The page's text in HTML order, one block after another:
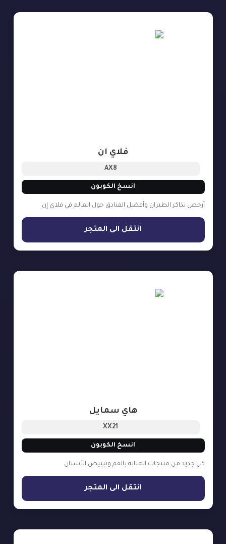
فلاي ان
AX8
انسخ الكوبون
أرخص تذاكر الطيران وأفضل الفنادق حول العالم في فلاي إن
انتقل الى المتجر
هاي سمايل
XX21
انسخ الكوبون
كل جديد من منتجات العناية بالفم وتبييض الأسنان
انتقل الى المتجر